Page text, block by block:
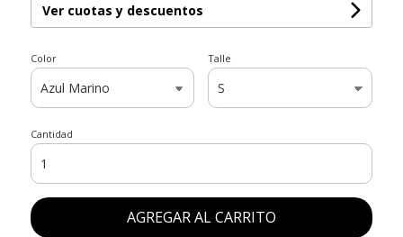
Ver cuotas y descuentos
Color Talle
Cantidad
AGREGAR AL CARRITO